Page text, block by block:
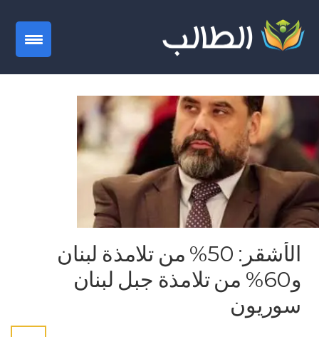
الأشقر: 50% من تلامذة لبنان
و60% من تلامذة جبل لبنان
سوريون